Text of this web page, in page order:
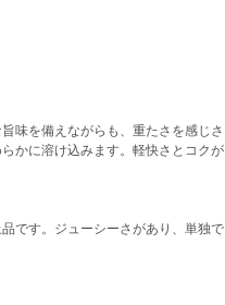
味を備えながらも、重たさを感じさ
かに溶け込みます。軽快さとコクが
です。ジューシーさがあり、単独で